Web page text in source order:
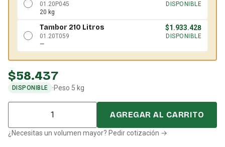
01.20P045
20 kg
DISPONIBLE
Tambor 210 Litros
01.20T059
—
$1.933.428
DISPONIBLE
$58.437
DISPONIBLE ·Peso 5 kg
Cantidad
AGREGAR AL CARRITO
¿Necesitas un volumen mayor? Pedir cotización →